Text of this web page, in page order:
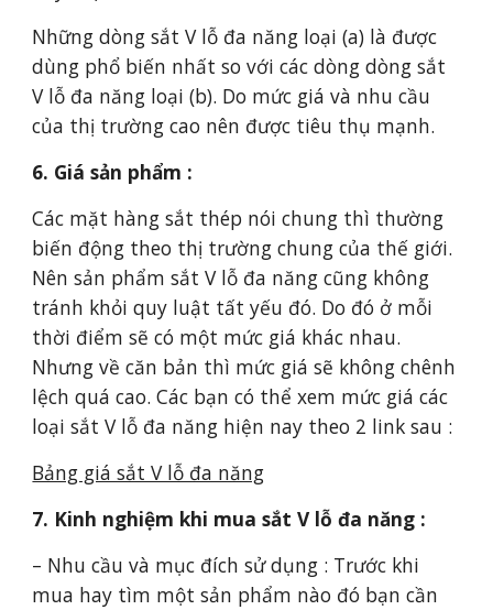
Những dòng sắt V lỗ đa năng loại (a) là được
dùng phổ biến nhất so với các dòng dòng sắt
V lỗ đa năng loại (b). Do mức giá và nhu cầu
của thị trường cao nên được tiêu thụ mạnh.
6. Giá sản phẩm :
Các mặt hàng sắt thép nói chung thì thường
biến động theo thị trường chung của thế giới.
Nên sản phẩm sắt V lỗ đa năng cũng không
tránh khỏi quy luật tất yếu đó. Do đó ở mỗi
thời điểm sẽ có một mức giá khác nhau.
Nhưng về căn bản thì mức giá sẽ không chênh
lệch quá cao. Các bạn có thể xem mức giá các
loại sắt V lỗ đa năng hiện nay theo 2 link sau :
Bảng giá sắt V lỗ đa năng
7. Kinh nghiệm khi mua sắt V lỗ đa năng :
– Nhu cầu và mục đích sử dụng : Trước khi
mua hay tìm một sản phẩm nào đó bạn cần